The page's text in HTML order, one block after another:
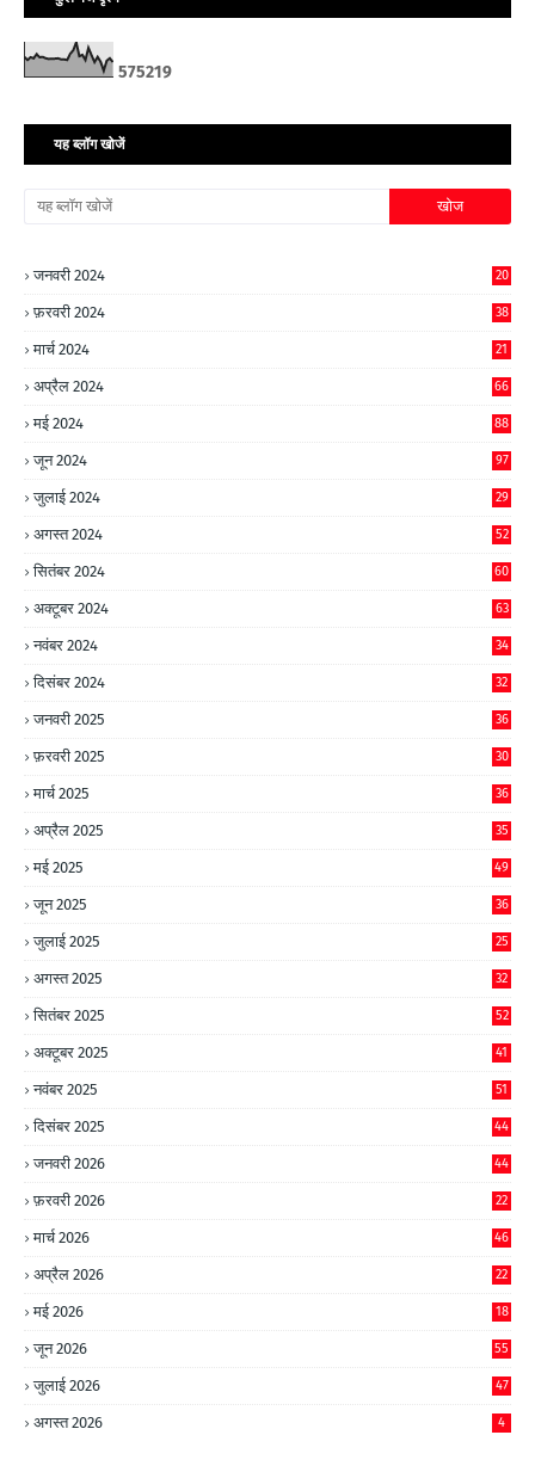
575219
यह ब्लॉग खोजें
जनवरी 2024 20
फ़रवरी 2024 38
मार्च 2024 21
अप्रैल 2024 66
मई 2024 88
जून 2024 97
जुलाई 2024 29
अगस्त 2024 52
सितंबर 2024 60
अक्टूबर 2024 63
नवंबर 2024 34
दिसंबर 2024 32
जनवरी 2025 36
फ़रवरी 2025 30
मार्च 2025 36
अप्रैल 2025 35
मई 2025 49
जून 2025 36
जुलाई 2025 25
अगस्त 2025 32
सितंबर 2025 52
अक्टूबर 2025 41
नवंबर 2025 51
दिसंबर 2025 44
जनवरी 2026 44
फ़रवरी 2026 22
मार्च 2026 46
अप्रैल 2026 22
मई 2026 18
जून 2026 55
जुलाई 2026 47
अगस्त 2026 4